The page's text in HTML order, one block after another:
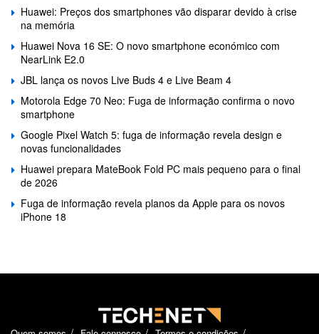
Huawei: Preços dos smartphones vão disparar devido à crise
na memória
Huawei Nova 16 SE: O novo smartphone económico com
NearLink E2.0
JBL lança os novos Live Buds 4 e Live Beam 4
Motorola Edge 70 Neo: Fuga de informação confirma o novo
smartphone
Google Pixel Watch 5: fuga de informação revela design e
novas funcionalidades
Huawei prepara MateBook Fold PC mais pequeno para o final
de 2026
Fuga de informação revela planos da Apple para os novos
iPhone 18